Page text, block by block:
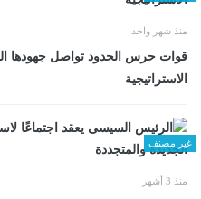
منذ شهر واحد
قوات حرس الحدود تواصل جهودها
الاستراتيجية
غير مصنف
منذ 3 أشهر